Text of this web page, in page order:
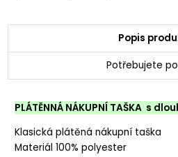
Popis
Potřebujete
PLÁTĚNNÁ NÁKUPNÍ TAŠKA s
Klasická plátěná nákupní taška
Materiál 100% polyester